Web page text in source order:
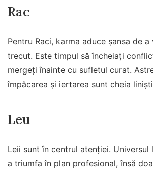
Rac
Pentru Raci, karma aduce șansa de
trecut. Este timpul să încheiați
mergeți înainte cu sufletul curat.
împăcarea și iertarea sunt cheia
Leu
Leii sunt în centrul atenției. Universul
a triumfa în plan profesional, însă